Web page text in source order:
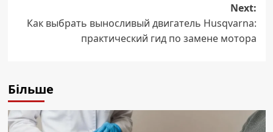
Next:
Как выбрать выносливый двигатель Husqvarna:
практический гид по замене мотора
Більше